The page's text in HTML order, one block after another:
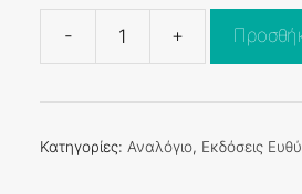
-
ΔΙΑΣΤΟΧΑΣΜΟΣ
ΕΥΡΩΠΗΣ
ποσότητα
+
Κατηγορίες: Αναλόγιο, Εκδόσεις